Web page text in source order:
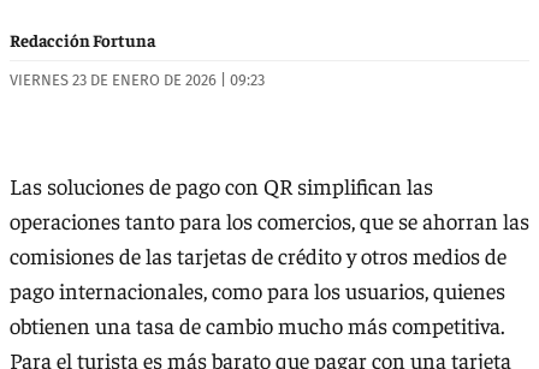
Redacción Fortuna
VIERNES 23 DE ENERO DE 2026 | 09:23
Las soluciones de pago con QR simplifican las
operaciones tanto para los comercios, que se ahorran las
comisiones de las tarjetas de crédito y otros medios de
pago internacionales, como para los usuarios, quienes
obtienen una tasa de cambio mucho más competitiva.
Para el turista es más barato que pagar con una tarjeta